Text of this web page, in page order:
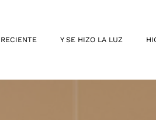
Y SE HIZO LA LUZ